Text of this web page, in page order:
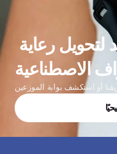
الاصطناعية
أو استكشف بوابة الموزعين